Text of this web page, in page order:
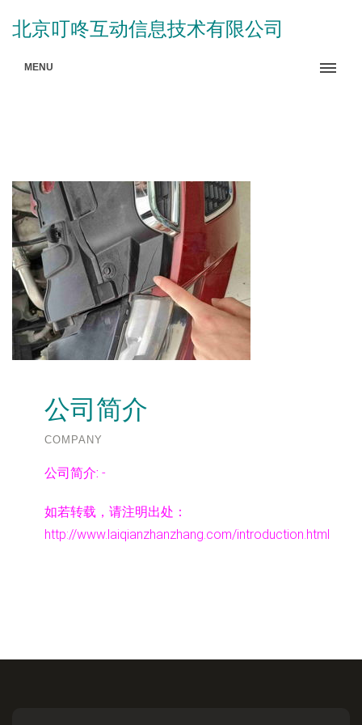
北京叮咚互动信息技术有限公司
MENU
公司简介
COMPANY
公司简介: -
如若转载，请注明出处：
http://www.laiqianzhanzhang.com/introduction.html